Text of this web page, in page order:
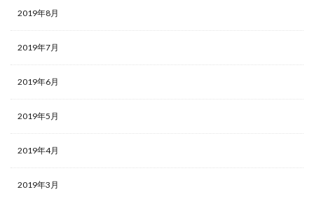
2019年8月
2019年7月
2019年6月
2019年5月
2019年4月
2019年3月